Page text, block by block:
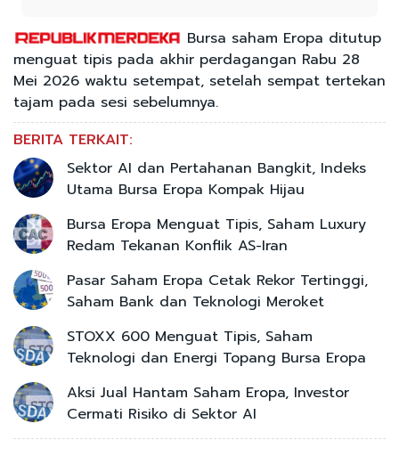
Bursa saham Eropa ditutup
menguat tipis pada akhir perdagangan Rabu 28
Mei 2026 waktu setempat, setelah sempat tertekan
tajam pada sesi sebelumnya.
BERITA TERKAIT:
Sektor AI dan Pertahanan Bangkit, Indeks
Utama Bursa Eropa Kompak Hijau
Bursa Eropa Menguat Tipis, Saham Luxury
Redam Tekanan Konflik AS-Iran
Pasar Saham Eropa Cetak Rekor Tertinggi,
Saham Bank dan Teknologi Meroket
STOXX 600 Menguat Tipis, Saham
Teknologi dan Energi Topang Bursa Eropa
Aksi Jual Hantam Saham Eropa, Investor
Cermati Risiko di Sektor AI